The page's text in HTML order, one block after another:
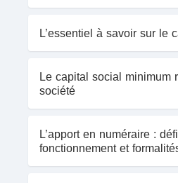
L’essentiel à savoir sur le
Le capital social minimum
société
L’apport en numéraire :
fonctionnement et